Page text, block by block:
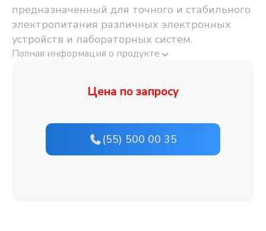
предназначенный для точного и стабильного
электропитания различных электронных
устройств и лабораторных систем.
Полная информация о продукте
Цена по запросу
(55) 500 00 35